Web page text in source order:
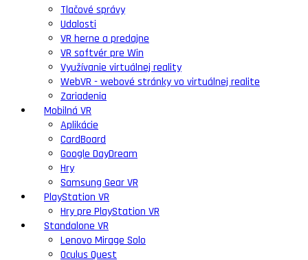
Tlačové správy
Udalosti
VR herne a predajne
VR softvér pre Win
Využívanie virtuálnej reality
WebVR - webové stránky vo virtuálnej realite
Zariadenia
Mobilná VR
Aplikácie
CardBoard
Google DayDream
Hry
Samsung Gear VR
PlayStation VR
Hry pre PlayStation VR
Standalone VR
Lenovo Mirage Solo
Oculus Quest